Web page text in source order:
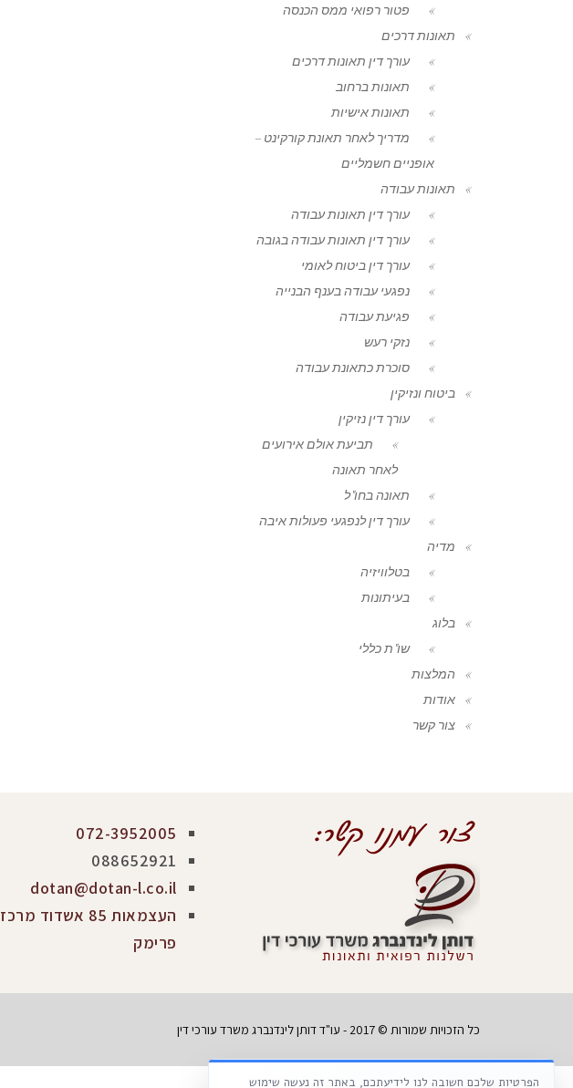
פטור רפואי ממס הכנסה
תאונות דרכים
עורך דין תאונות דרכים
תאונות ברחוב
תאונות אישיות
מדריך לאחר תאונת קורקינט –
אופניים חשמליים
תאונות עבודה
עורך דין תאונות עבודה
עורך דין תאונות עבודה בגובה
עורך דין ביטוח לאומי
נפגעי עבודה בענף הבנייה
פגיעת עבודה
נזקי רעש
סוכרת כתאונת עבודה
ביטוח ונזיקין
עורך דין נזיקין
תביעת אולם אירועים
לאחר תאונה
תאונה בחו"ל
עורך דין לנפגעי פעולות איבה
מדיה
בטלוויזיה
בעיתונות
בלוג
שו"ת כללי
המלצות
אודות
צור קשר
072-3952005
088652921
dotan@dotan-l.co.il
העצמאות 85 אשדוד מרכז
פרימק
כל הזכויות שמורות © 2017 - עו"ד דותן לינדנברג משרד עורכי דין
הפרטיות שלכם חשובה לנו לידיעתכם, באתר זה נעשה שימוש